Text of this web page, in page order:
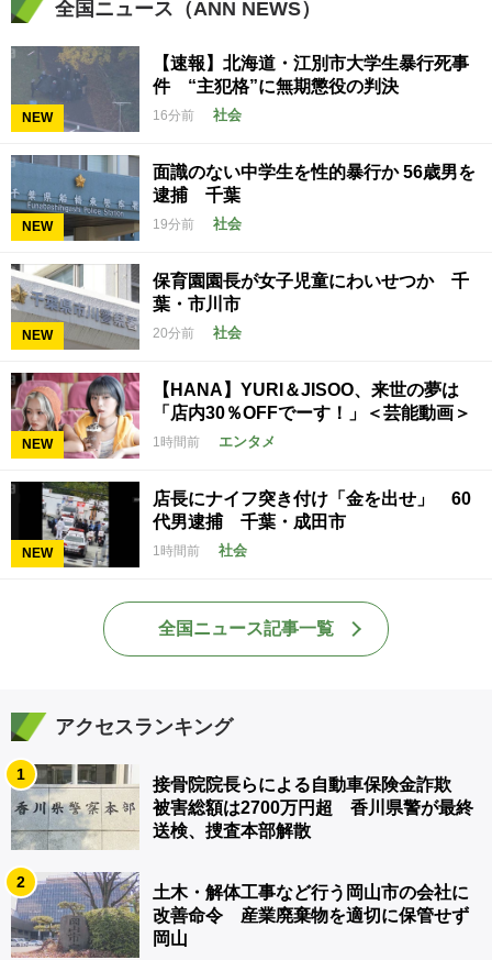
全国ニュース（ANN NEWS）
NEW
【速報】北海道・江別市大学生暴行死事
件 “主犯格”に無期懲役の判決
16分前 社会
NEW
面識のない中学生を性的暴行か 56歳男を
逮捕 千葉
19分前 社会
NEW
保育園園長が女子児童にわいせつか 千
葉・市川市
20分前 社会
NEW
【HANA】YURI＆JISOO、来世の夢は
「店内30％OFFでーす！」＜芸能動画＞
1時間前 エンタメ
NEW
店長にナイフ突き付け「金を出せ」 60
代男逮捕 千葉・成田市
1時間前 社会
全国ニュース記事一覧
アクセスランキング
1
接骨院院長らによる自動車保険金詐欺
被害総額は2700万円超 香川県警が最終
送検、捜査本部解散
2
土木・解体工事など行う岡山市の会社に
改善命令 産業廃棄物を適切に保管せず
岡山